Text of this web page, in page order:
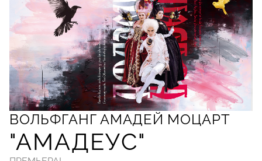
ВОЛЬФГАНГ АМАДЕЙ МОЦАРТ
"АМАДЕУС"